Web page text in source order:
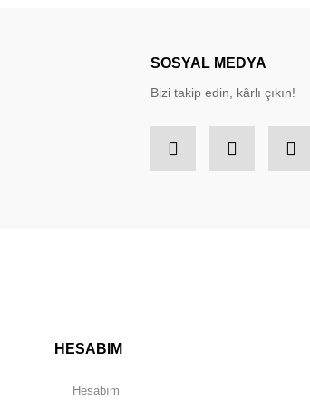
SOSYAL MEDYA
Bizi takip edin, kârlı çıkın!
HESABIM
Hesabım